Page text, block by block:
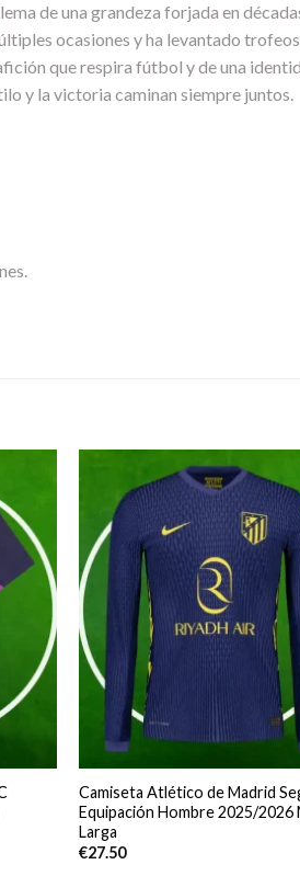
de una grandeza forjada en
ocasiones y ha levantado
que respira fútbol y de una
y la victoria caminan siempre juntos.
Camiseta Atlético de Madrid
Equipación Hombre 2025/2026
Larga
€27.50